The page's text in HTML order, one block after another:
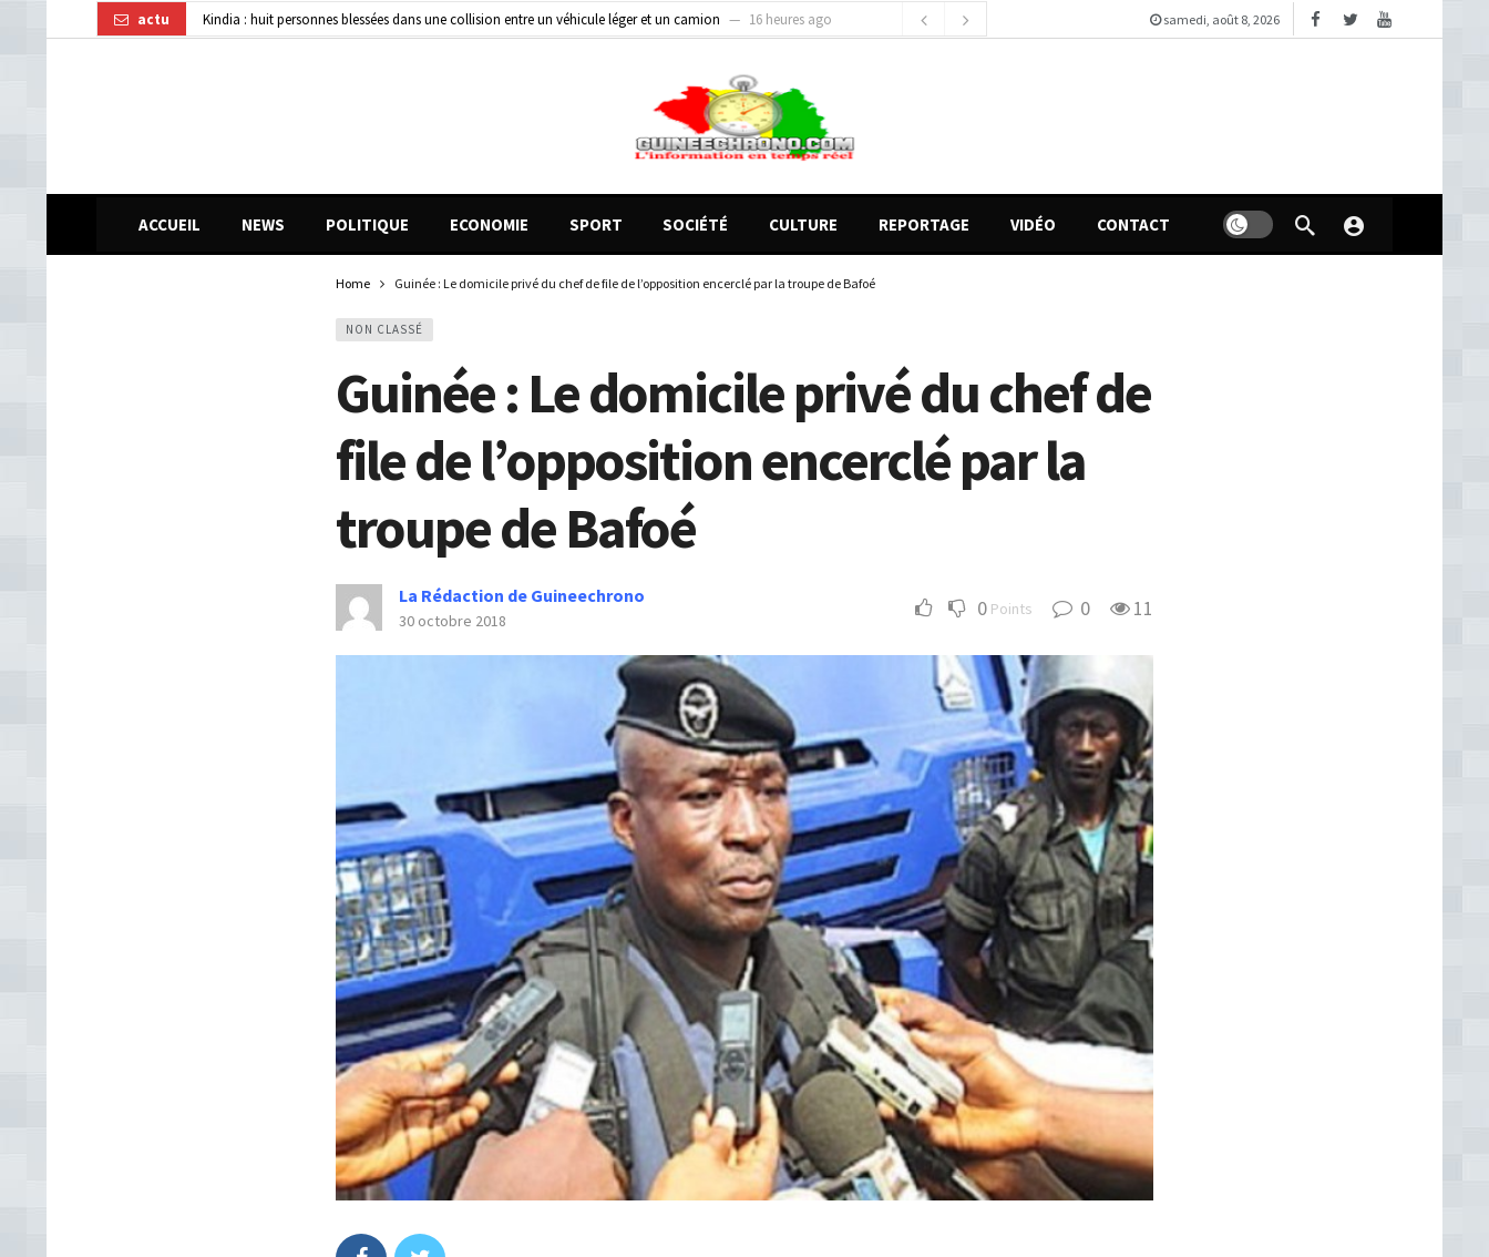
actu Kindia : huit personnes blessées dans une collision entre un véhicule léger et un camion
16 heures ago
Guinée : 11 présumés membres d’un réseau de vol de motos présentés, 12 engins saisis par les Services spéciaux
samedi, août 8, 2026
ACCUEIL NEWS POLITIQUE ECONOMIE SPORT SOCIÉTÉ CULTURE REPORTAGE VIDÉO CONTACT
Home Guinée : Le domicile privé du chef de file de l’opposition encerclé par la troupe de Bafoé
NON CLASSÉ
Guinée : Le domicile privé du chef de
file de l’opposition encerclé par la
troupe de Bafoé
La Rédaction de Guineechrono
30 octobre 2018 0 Points 0 11